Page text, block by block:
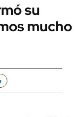
su
mucho